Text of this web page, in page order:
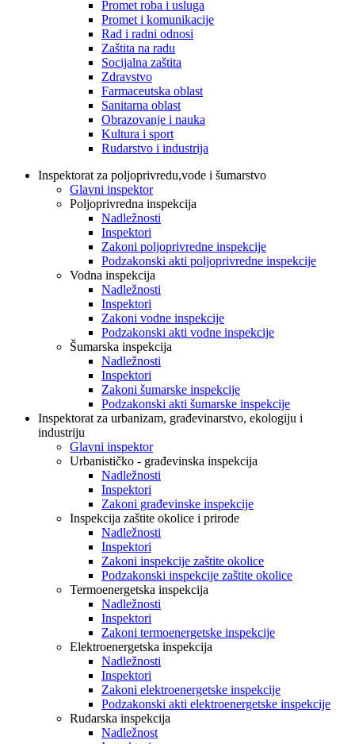
Promet roba i usluga
Promet i komunikacije
Rad i radni odnosi
Zaštita na radu
Socijalna zaštita
Zdravstvo
Farmaceutska oblast
Sanitarna oblast
Obrazovanje i nauka
Kultura i sport
Rudarstvo i industrija
Inspektorat za poljoprivredu,vode i šumarstvo
Glavni inspektor
Poljoprivredna inspekcija
Nadležnosti
Inspektori
Zakoni poljoprivredne inspekcije
Podzakonski akti poljoprivredne inspekcije
Vodna inspekcija
Nadležnosti
Inspektori
Zakoni vodne inspekcije
Podzakonski akti vodne inspekcije
Šumarska inspekcija
Nadležnosti
Inspektori
Zakoni šumarske inspekcije
Podzakonski akti šumarske inspekcije
Inspektorat za urbanizam, građevinarstvo, ekologiju i
industriju
Glavni inspektor
Urbanističko - građevinska inspekcija
Nadležnosti
Inspektori
Zakoni građevinske inspekcije
Inspekcija zaštite okolice i prirode
Nadležnosti
Inspektori
Zakoni inspekcije zaštite okolice
Podzakonski inspekcije zaštite okolice
Termoenergetska inspekcija
Nadležnosti
Inspektori
Zakoni termoenergetske inspekcije
Elektroenergetska inspekcija
Nadležnosti
Inspektori
Zakoni elektroenergetske inspekcije
Podzakonski akti elektroenergetske inspekcije
Rudarska inspekcija
Nadležnost